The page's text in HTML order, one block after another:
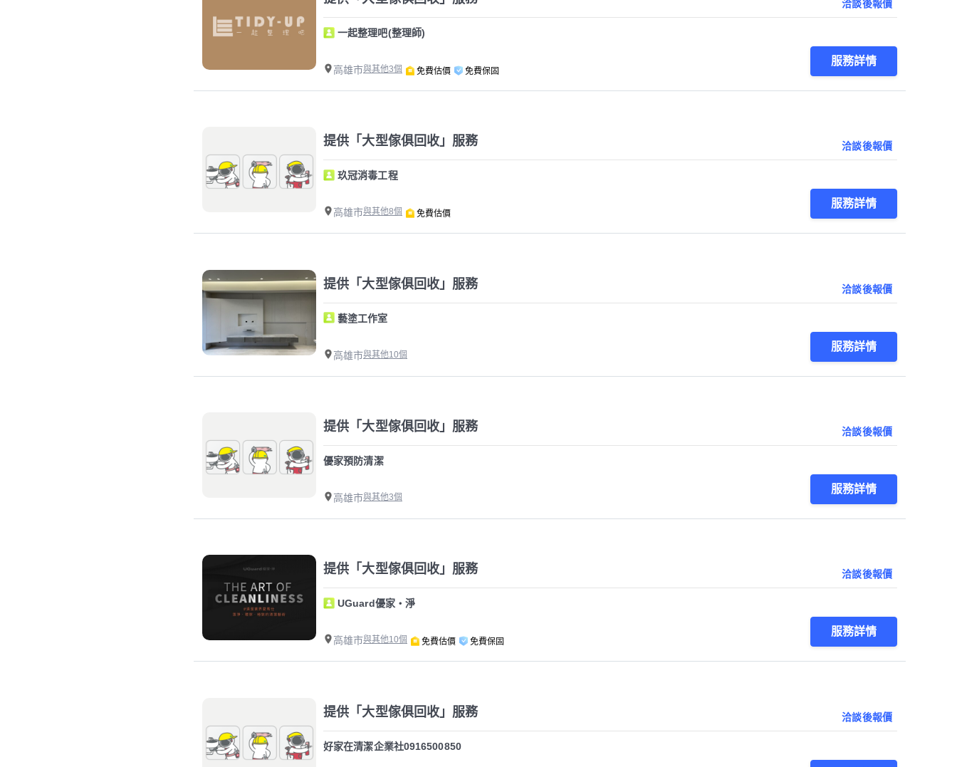
洽談後報價
一起整理吧(整理師)
高雄市與其他3個 免費估價 免費保固
服務詳情
提供「大型傢俱回收」服務 洽談後報價
玖冠消毒工程
高雄市與其他8個 免費估價
服務詳情
提供「大型傢俱回收」服務 洽談後報價
藝塗工作室
高雄市與其他10個
服務詳情
提供「大型傢俱回收」服務 洽談後報價
優家預防清潔
高雄市與其他3個
服務詳情
提供「大型傢俱回收」服務 洽談後報價
UGuard優家・淨
高雄市與其他10個 免費估價 免費保固
服務詳情
提供「大型傢俱回收」服務 洽談後報價
好家在清潔企業社0916500850